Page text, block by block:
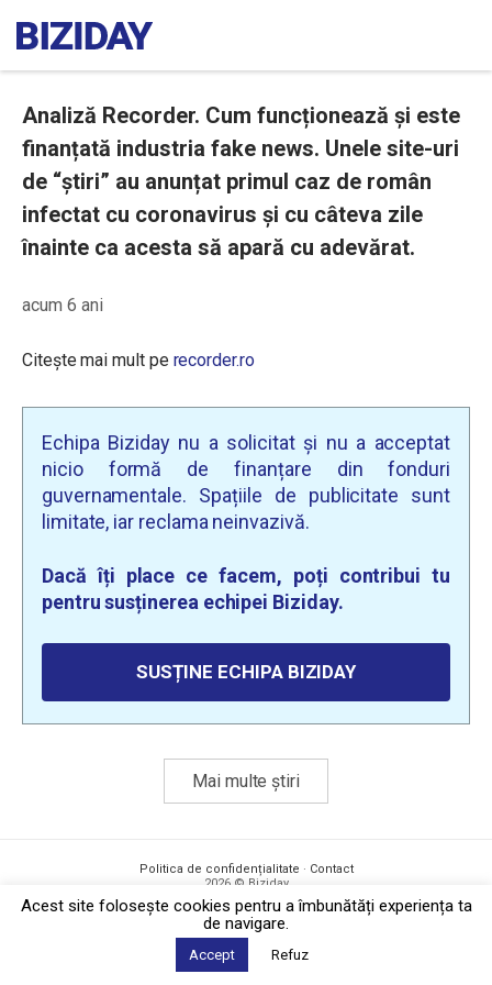
Analiză Recorder. Cum funcționează și este
finanțată industria fake news. Unele site-uri
de “știri” au anunțat primul caz de român
infectat cu coronavirus și cu câteva zile
înainte ca acesta să apară cu adevărat.
acum 6 ani
Citește mai mult pe recorder.ro
Echipa Biziday nu a solicitat și nu a acceptat
nicio formă de finanțare din fonduri
guvernamentale. Spațiile de publicitate sunt
limitate, iar reclama neinvazivă.
Dacă îți place ce facem, poți contribui tu
pentru susținerea echipei Biziday.
SUSȚINE ECHIPA BIZIDAY
Mai multe știri
Politica de confidențialitate · Contact
2026 © Biziday
Acest site foloseşte cookies pentru a îmbunătăți experiența ta
de navigare.
Accept Refuz